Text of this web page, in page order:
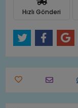
Hızlı Gönderi